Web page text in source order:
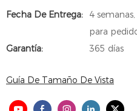
Fecha De Entrega:
4
para
Garantía:
365 días
Guía De Tamaño De Vista